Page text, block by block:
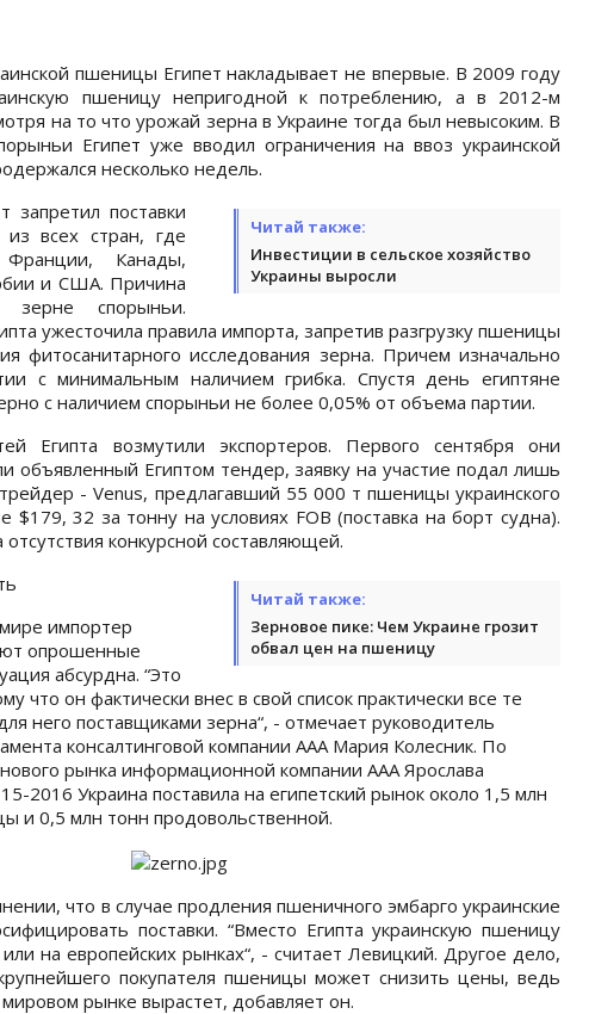
пшеницы Египет накладывает не впервые. В 2009 году
пшеницу непригодной к потреблению, а в 2012-м
на то что урожай зерна в Украине тогда был невысоким. В
Египет уже вводил ограничения на ввоз украинской
несколько недель.
Читай также:
Инвестиции в сельское хозяйство
Украины выросли
запретил поставки
всех стран, где
Канады,
и США. Причина
спорыньи.
ужесточила правила импорта, запретив разгрузку пшеницы
фитосанитарного исследования зерна. Причем изначально
с минимальным наличием грибка. Спустя день египтяне
с наличием спорыньи не более 0,05% от объема партии.
Египта возмутили экспортеров. Первого сентября они
объявленный Египтом тендер, заявку на участие подал лишь
- Venus, предлагавший 55 000 т пшеницы украинского
$179, 32 за тонну на условиях FOB (поставка на борт судна).
конкурсной составляющей.
Читай также:
Зерновое пике: Чем Украине грозит
обвал цен на пшеницу
импортер
опрошенные
абсурдна. “Это
что он фактически внес в свой список практически все те
него поставщиками зерна“, - отмечает руководитель
консалтинговой компании ААА Мария Колесник. По
рынка информационной компании ААА Ярослава
2016 Украина поставила на египетский рынок около 1,5 млн
и 0,5 млн тонн продовольственной.
что в случае продления пшеничного эмбарго украинские
поставки. “Вместо Египта украинскую пшеницу
на европейских рынках“, - считает Левицкий. Другое дело,
покупателя пшеницы может снизить цены, ведь
рынке вырастет, добавляет он.